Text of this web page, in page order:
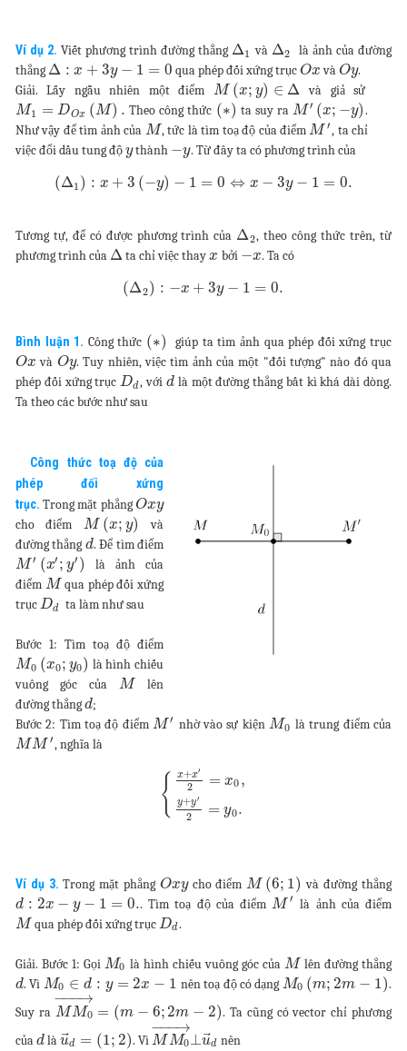
Ví dụ 2. Viết phương trình đường thẳng Δ1 và Δ2
là ảnh của đường
thẳng Δ : x + 3y − 1 = 0 qua phép đối xứng trụcOxvàOy.
Giải. Lấy ngẫu nhiên một điểm M (x; y) ∈ Δ và giả sử
M1 = DOx (M) . Theo công thức (∗) ta suy ra M ′ (x; −y).
Như vậy để tìm ảnh của M, tức là tìm toạ độ của điểmM ′, ta chỉ
việc đổi dấu tung độythành −y. Từ đây ta có phương trình của
(Δ1 ) : x + 3 (−y) − 1 = 0 ⇔ x − 3y − 1 = 0.
Tương tự, để có được phương trình của Δ2, theo công thức trên, từ
phương trình của Δta chỉ việc thayx bởi −x. Ta có
(Δ2) : −x + 3y − 1 = 0.
Bình luận 1. Công thức (∗) giúp ta tìm ảnh qua phép đối xứng trục
Ox và Oy. Tuy nhiên, việc tìm ảnh của một "đối tượng" nào đó qua
phép đối xứng trụcDd, với dlà một đường thẳng bất kì khá dài dòng.
Ta theo các bước như sau
Công thức toạ độ của
phép đối xứng
trục.Trong mặt phẳngOxy
cho điểm M (x; y)
và
đường thẳng d. Để tìm điểm
M ′ (x′ ; y′ )
là ảnh của
điểm M qua phép đối xứng
trụcDd ta làm như sau
Bước 1: Tìm toạ độ điểm
M0 (x0; y0) là hình chiếu
vuông góc của M
lên
đường thẳngd;
Bước 2: Tìm toạ độ điểm M ′ nhờ vào sự kiệnM0 là trung điểm của
MM ′, nghĩa là
{ x+x′
2 = x0 ,
y+y′
2 = y0.
Ví dụ 3. Trong mặt phẳng Oxycho điểmM (6; 1) và đường thẳng
d : 2x − y − 1 = 0.. Tìm toạ độ của điểmM ′ là ảnh của điểm
M qua phép đối xứng trụcDd.
Giải. Bước 1: Gọi M0 là hình chiếu vuông góc củaM lên đường thẳng
d. Vì M0 ∈ d : y = 2x − 1 nên toạ độ có dạng M0 (m; 2m − 1).
Suy ra MM0
− →
−−
= (m − 6; 2m − 2). Ta cũng có vector chỉ phương
củadlàu⃗d = (1; 2). VìMM0
− →
−−
⊥u⃗d nên